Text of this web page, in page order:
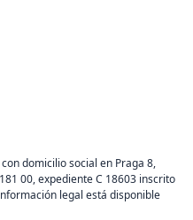
con domicilio social en Praga 8,
00, expediente C 18603 inscrito
legal está disponible